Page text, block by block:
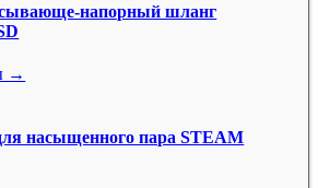
напорный шланг
→
насыщенного пара STEAM